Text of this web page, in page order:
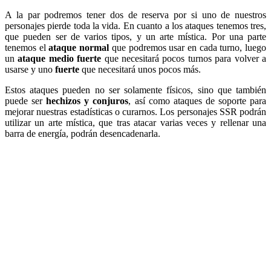
A la par podremos tener dos de reserva por si uno de nuestros
personajes pierde toda la vida. En cuanto a los ataques tenemos tres,
que pueden ser de varios tipos, y un arte mística. Por una parte
tenemos elataque normal que podremos usar en cada turno, luego
unataque medio fuerte que necesitará pocos turnos para volver a
usarse y uno fuerte que necesitará unos pocos más.
Estos ataques pueden no ser solamente físicos, sino que también
puede serhechizos y conjuros, así como ataques de soporte para
mejorar nuestras estadísticas o curarnos. Los personajes SSR podrán
utilizar un arte mística, que tras atacar varias veces y rellenar una
barra de energía, podrán desencadenarla.